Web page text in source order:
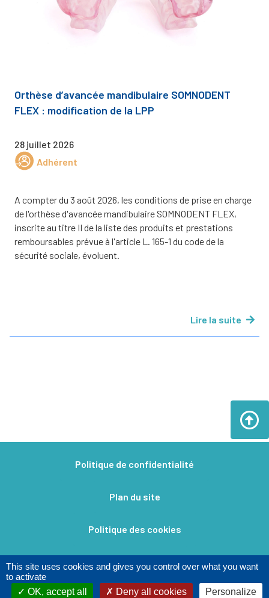
Orthèse d’avancée mandibulaire SOMNODENT
FLEX : modification de la LPP
28 juillet 2026
Adhérent
A compter du 3 août 2026, les conditions de prise en charge
de l'orthèse d'avancée mandibulaire SOMNODENT FLEX,
inscrite au titre II de la liste des produits et prestations
remboursables prévue à l'article L. 165-1 du code de la
sécurité sociale, évoluent.
Lire la suite
Politique de confidentialité
Plan du site
Politique des cookies
Mentions légales​
This site uses cookies and gives you control over what you want
to activate
OK, accept all
Deny all cookies Personalize